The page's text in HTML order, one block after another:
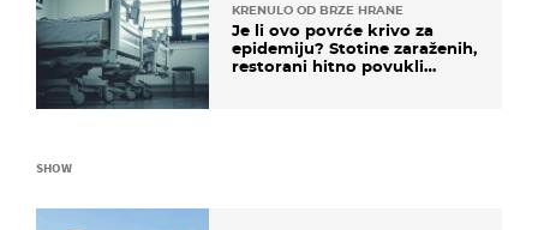
KRENULO OD BRZE HRANE
Je li ovo povrće krivo za
epidemiju? Stotine zaraženih,
restorani hitno povukli
SHOW